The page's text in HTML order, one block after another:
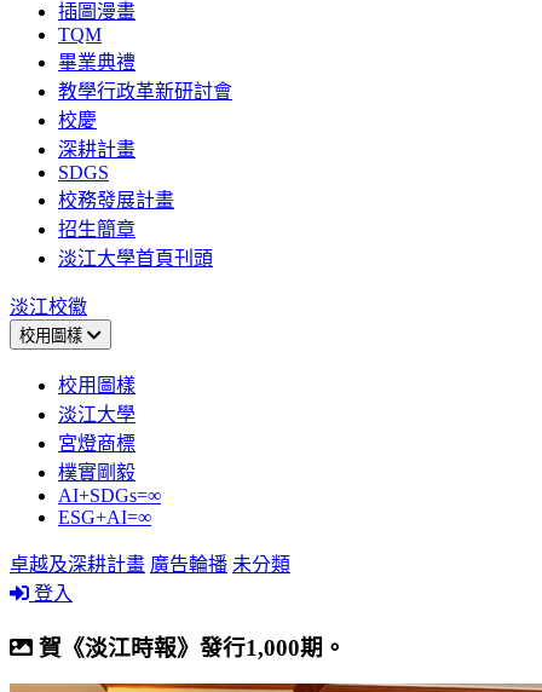
插圖漫畫
TQM
畢業典禮
教學行政革新研討會
校慶
深耕計畫
SDGS
校務發展計畫
招生簡章
淡江大學首頁刊頭
淡江校徽
校用圖樣
校用圖樣
淡江大學
宮燈商標
樸實剛毅
AI+SDGs=∞
ESG+AI=∞
卓越及深耕計畫 廣告輪播 未分類
登入
賀《淡江時報》發行1,000期。